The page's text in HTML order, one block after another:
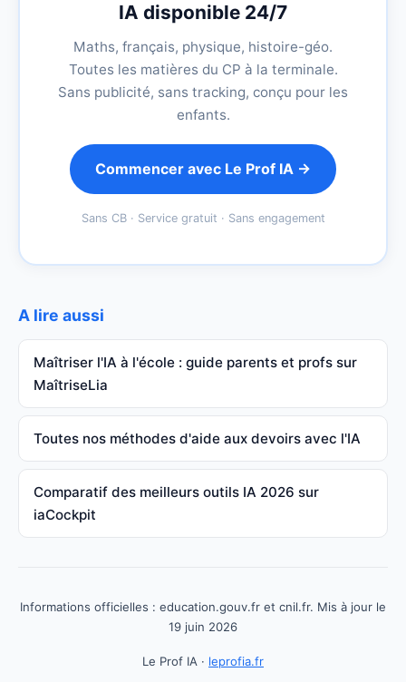
IA disponible 24/7
Maths, français, physique, histoire-géo.
Toutes les matières du CP à la terminale.
Sans publicité, sans tracking, conçu pour les
enfants.
Commencer avec Le Prof IA →
Sans CB · Service gratuit · Sans engagement
A lire aussi
Maîtriser l'IA à l'école : guide parents et profs sur
MaîtriseLia
Toutes nos méthodes d'aide aux devoirs avec l'IA
Comparatif des meilleurs outils IA 2026 sur
iaCockpit
Informations officielles : education.gouv.fr et cnil.fr. Mis à jour le
19 juin 2026
Le Prof IA · leprofia.fr